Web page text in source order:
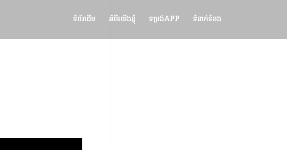
ទំព័រដើម អំពីយើងខ្ញុំ ទម្រង់APP ទំនាក់ទំនង